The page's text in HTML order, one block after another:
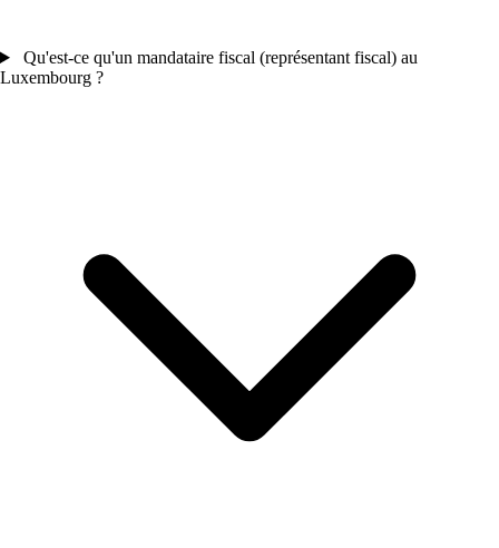
Qu'est-ce qu'un mandataire fiscal (représentant fiscal) au
Luxembourg ?